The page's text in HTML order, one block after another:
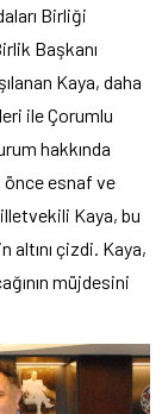
Birliği
Başkanı
Kaya, daha
ile Çorumlu
hakkında
önce esnaf ve
Kaya, bu
çizdi. Kaya,
müjdesini